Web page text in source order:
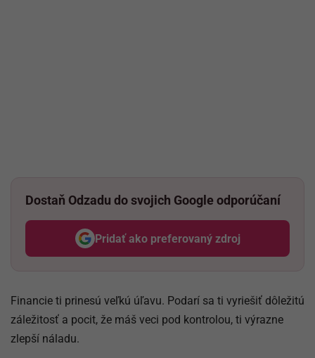
Dostaň Odzadu do svojich Google odporúčaní
Pridať ako preferovaný zdroj
Odzadu, odkaz sa otvorí v
Financie ti prinesú veľkú úľavu. Podarí sa ti vyriešiť dôležitú
záležitosť a pocit, že máš veci pod kontrolou, ti výrazne
zlepší náladu.